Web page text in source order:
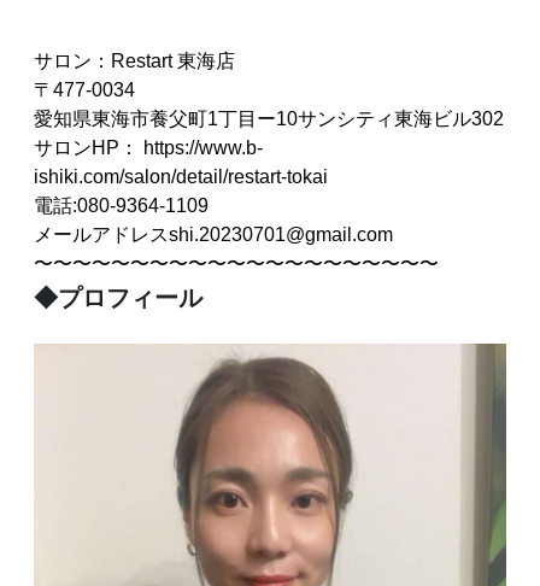
サロン：Restart 東海店
〒477-0034
愛知県東海市養父町1丁目ー10サンシティ東海ビル302
サロンHP：
https://www.b-
ishiki.com/salon/detail/restart-tokai
電話:080-9364-1109
メールアドレスshi.20230701@gmail.com
〜〜〜〜〜〜〜〜〜〜〜〜〜〜〜〜〜〜〜〜〜
◆プロフィール